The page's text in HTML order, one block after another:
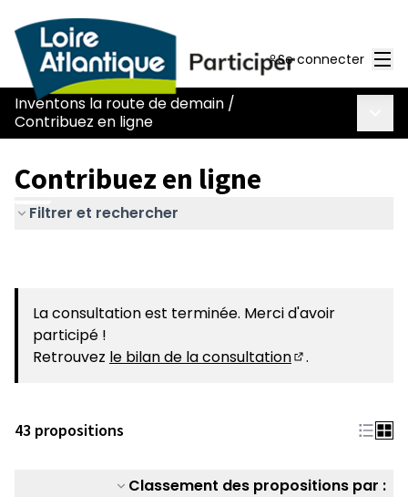
Se connecter
Inventons la route de demain /
Contribuez en ligne
Contribuez en ligne
Filtrer et rechercher
La consultation est terminée. Merci d'avoir
participé !
Retrouvez le bilan de la consultation .
43 propositions
Classement des propositions par :